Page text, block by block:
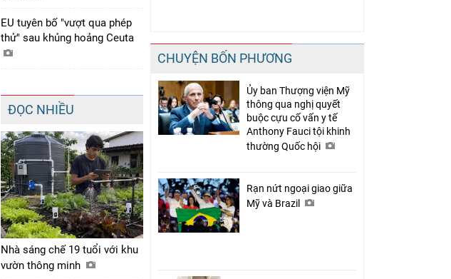
EU tuyên bố "vượt qua phép
thử" sau khủng hoảng Ceuta
ĐỌC NHIỀU
Nhà sáng chế 19 tuổi với khu
vườn thông minh
CHUYỆN BỐN PHƯƠNG
Ủy ban Thượng viện Mỹ
thông qua nghị quyết
buộc cựu cố vấn y tế
Anthony Fauci tội khinh
thường Quốc hội
Rạn nứt ngoại giao giữa
Mỹ và Brazil